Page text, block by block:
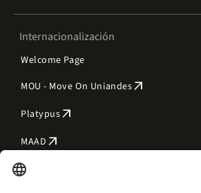
Internacionalización
Welcome Page
MOU - Move On Uniandesarrow_outward
Platypusarrow_outward
MAAD arrow_outward